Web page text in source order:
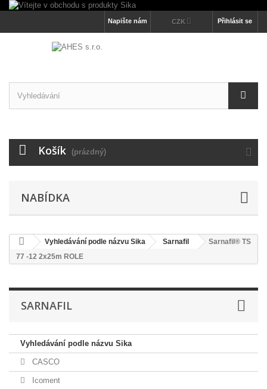
Přihlásit se
CZK
Napište nám
Košík (prázdný)
NABÍDKA
Vyhledávání podle názvu Sika Sarnafil
Sarnafil® TS
77 -12 2x25m ROLE
SARNAFIL
Vyhledávání podle názvu Sika
CASCO
Icoment